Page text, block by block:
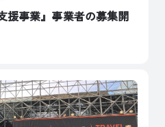
援事業』事業者の募集開